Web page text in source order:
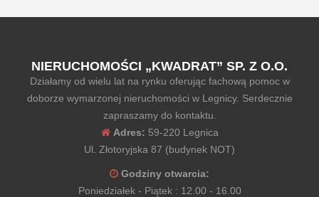
NIERUCHOMOŚCI „KWADRAT” SP. Z O.O.
Działamy od wielu lat na rynku oferując fachową pomoc w
doborze wymarzonej nieruchomości w Legnicy. Serdecznie
zapraszamy do kontaktu.
Adres: 59-220 Legnica
Ul. Złotoryjska 87 (budynek NOT)
Godziny otwarcia:
Poniedziałek - Piątek : 12.00 - 16.00